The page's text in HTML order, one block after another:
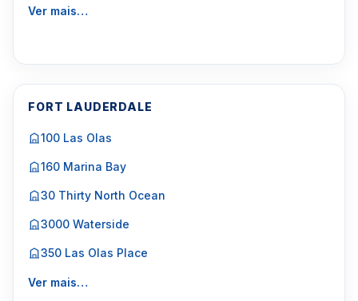
Ver mais…
FORT LAUDERDALE
100 Las Olas
160 Marina Bay
30 Thirty North Ocean
3000 Waterside
350 Las Olas Place
Ver mais…